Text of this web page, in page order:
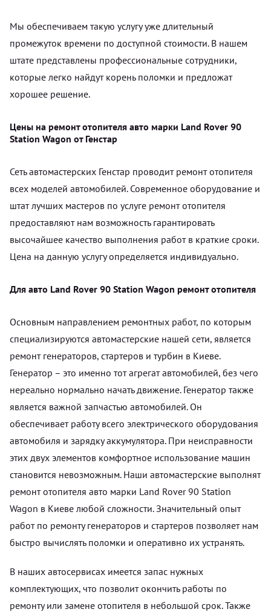
Мы обеспечиваем такую услугу уже длительный
промежуток времени по доступной стоимости. В нашем
штате представлены профессиональные сотрудники,
которые легко найдут корень поломки и предложат
хорошее решение.
Цены на ремонт отопителя авто марки Land Rover 90
Station Wagon от Генстар
Сеть автомастерских Генстар проводит ремонт отопителя
всех моделей автомобилей. Современное оборудование и
штат лучших мастеров по услуге ремонт отопителя
предоставляют нам возможность гарантировать
высочайшее качество выполнения работ в краткие сроки.
Цена на данную услугу определяется индивидуально.
Для авто Land Rover 90 Station Wagon ремонт отопителя
Основным направлением ремонтных работ, по которым
специализируются автомастерские нашей сети, является
ремонт генераторов, стартеров и турбин в Киеве.
Генератор – это именно тот агрегат автомобилей, без чего
нереально нормально начать движение. Генератор также
является важной запчастью автомобилей. Он
обеспечивает работу всего электрического оборудования
автомобиля и зарядку аккумулятора. При неисправности
этих двух элементов комфортное использование машин
становится невозможным. Наши автомастерские выполнят
ремонт отопителя авто марки Land Rover 90 Station
Wagon в Киеве любой сложности. Значительный опыт
работ по ремонту генераторов и стартеров позволяет нам
быстро вычислять поломки и оперативно их устранять.
В наших автосервисах имеется запас нужных
комплектующих, что позволит окончить работы по
ремонту или замене отопителя в небольшой срок. Также